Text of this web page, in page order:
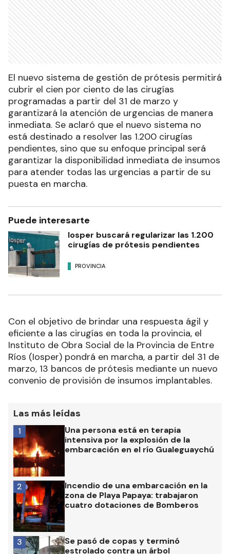
El nuevo sistema de gestión de prótesis permitirá
cubrir el cien por ciento de las cirugías
programadas a partir del 31 de marzo y
garantizará la atención de urgencias de manera
inmediata. Se aclaró que el nuevo sistema no
está destinado a resolver las 1.200 cirugías
pendientes, sino que su enfoque principal será
garantizar la disponibilidad inmediata de insumos
para atender todas las urgencias a partir de su
puesta en marcha.
Puede interesarte
Iosper buscará regularizar las 1.200
cirugías de prótesis pendientes
PROVINCIA
Con el objetivo de brindar una respuesta ágil y
eficiente a las cirugías en toda la provincia, el
Instituto de Obra Social de la Provincia de Entre
Ríos (Iosper) pondrá en marcha, a partir del 31 de
marzo, 13 bancos de prótesis mediante un nuevo
convenio de provisión de insumos implantables.
Las más leídas
Una persona está en terapia
intensiva por la explosión de la
embarcación en el río Gualeguaychú
1
Incendio de una embarcación en la
zona de Playa Papaya: trabajaron
cuatro dotaciones de Bomberos
2
Se pasó de copas y terminó
estrolado contra un árbol
3